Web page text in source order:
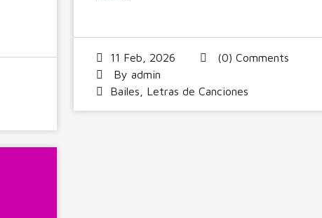
11 Feb, 2026
(0) Comments
By admin
Bailes
Letras de Canciones